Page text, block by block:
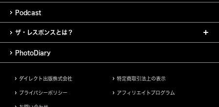
Podcast
ザ・レスポンスとは？
PhotoDiary
ダイレクト出版株式会社 特定商取引法上の表示
プライバシーポリシー アフィリエイトプログラム